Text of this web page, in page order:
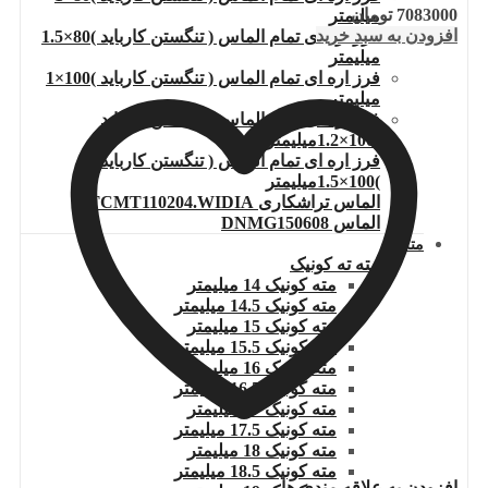
میلیمتر
فرز اره ای تمام الماس ( تنگستن کارباید )80×1.5
میلیمتر
فرز اره ای تمام الماس ( تنگستن کارباید )100×1
میلیمتر
فرز اره ای تمام الماس ( تنگستن کارباید
فرز اره ای تمام الماس ( تنگستن کارباید
)100×1.5میلیمتر
الماس تراشکاری TCMT110204.WIDIA
الماس DNMG150608
مته
مته ته کونیک
مته کونیک 14 میلیمتر
مته کونیک 14.5 میلیمتر
مته کونیک 15 میلیمتر
مته کونیک 15.5 میلیمتر
مته کونیک 16 میلیمتر
مته کونیک 16.5 میلیمتر
مته کونیک 17 میلیمتر
مته کونیک 17.5 میلیمتر
مته کونیک 18 میلیمتر
مته کونیک 18.5 میلیمتر
7083000 تومان
افزودن به سبد خرید